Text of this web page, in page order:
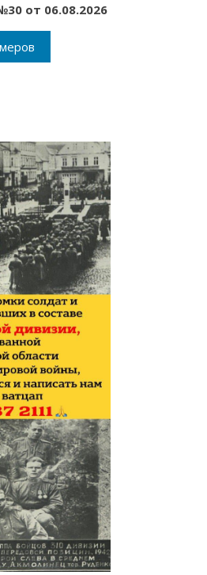
от 06.08.2026